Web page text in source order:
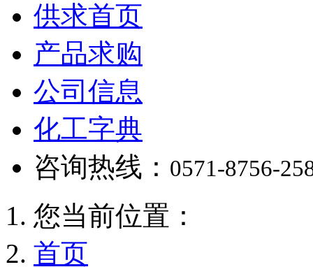
供求首页
产品求购
公司信息
化工字典
咨询热线： 0571-8756-
您当前位置：
首页